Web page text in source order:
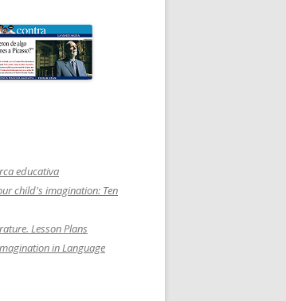
educativa
child's imagination: Ten
Lesson Plans
in Language